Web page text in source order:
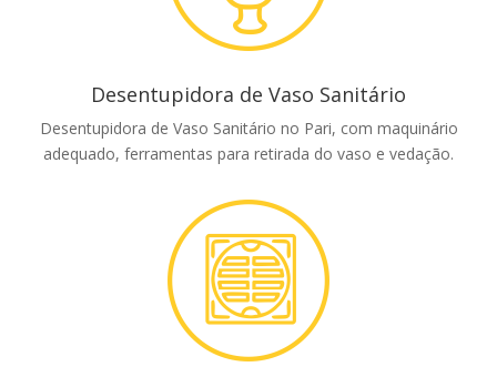
Desentupidora de Vaso Sanitário
Desentupidora de Vaso Sanitário no Pari, com maquinário
adequado, ferramentas para retirada do vaso e vedação.